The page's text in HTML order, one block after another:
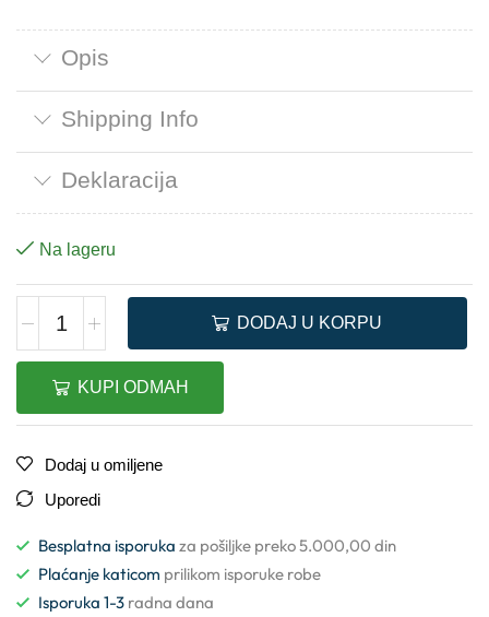
Opis
Shipping Info
Deklaracija
Na lageru
DODAJ U KORPU
KUPI ODMAH
Dodaj u omiljene
Uporedi
Besplatna isporuka za pošiljke preko 5.000,00 din
Plaćanje katicom prilikom isporuke robe
Isporuka 1-3 radna dana